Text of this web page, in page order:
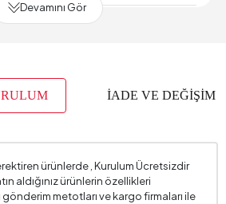
Devamını Gör
İADE VE DEĞİŞİM
ürünlerde , Kurulum Ücretsizdir
aldığınız ürünlerin özellikleri
metotları ve kargo firmaları ile